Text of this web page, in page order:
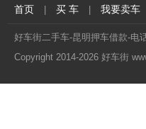
首页 买 车 我要卖车
好车街二手车-昆明押车借款-电
Copyright 2014-2026 好车街